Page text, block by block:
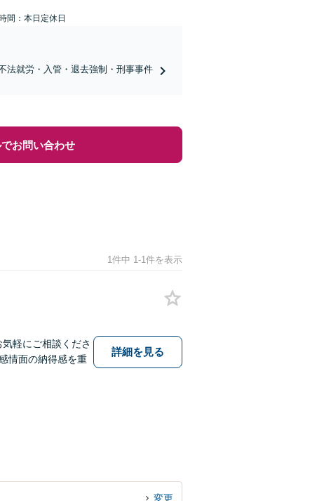
間：本日定休日
法就労・入管・退去強制・刑事事件
でお問い合わせ
1件中 1-1件を表示
軽にご相談くださ
情面の納得感を重
詳細を見る
変更